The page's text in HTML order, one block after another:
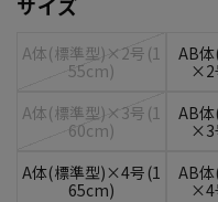
A体(標準型)×2号(1
55cm)
AB
×2
A体(標準型)×3号(1
60cm)
AB
×3
A体(標準型)×4号(1
65cm)
AB
×4